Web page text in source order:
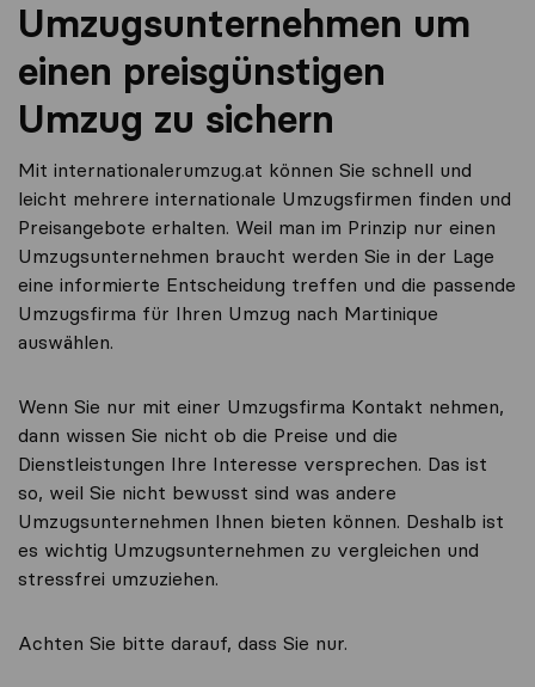
Umzugsunternehmen um
einen preisgünstigen
Umzug zu sichern
Mit internationalerumzug.at können Sie schnell und
leicht mehrere internationale Umzugsfirmen finden und
Preisangebote erhalten. Weil man im Prinzip nur einen
Umzugsunternehmen braucht werden Sie in der Lage
eine informierte Entscheidung treffen und die passende
Umzugsfirma für Ihren Umzug nach Martinique
auswählen.
Wenn Sie nur mit einer Umzugsfirma Kontakt nehmen,
dann wissen Sie nicht ob die Preise und die
Dienstleistungen Ihre Interesse versprechen. Das ist
so, weil Sie nicht bewusst sind was andere
Umzugsunternehmen Ihnen bieten können. Deshalb ist
es wichtig Umzugsunternehmen zu vergleichen und
stressfrei umzuziehen.
Achten Sie bitte darauf, dass Sie nur.